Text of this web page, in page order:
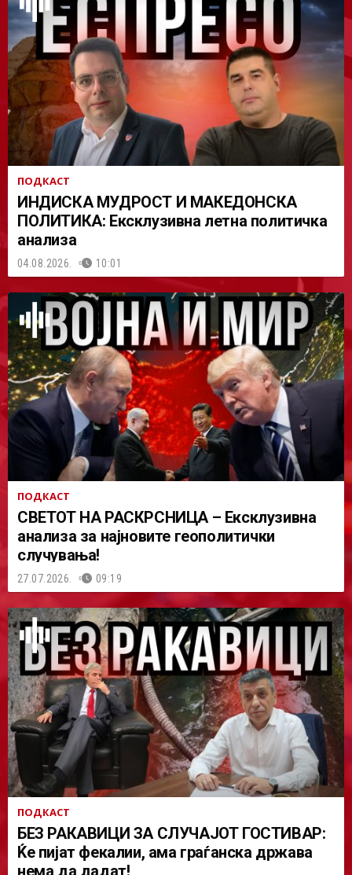
АСТ
ПОДКАСТ
ИНДИСКА МУДРОСТ И МАКЕДОНСКА
ПОЛИТИКА: Ексклузивна летна политичка
анализа
04.08.2026. 10:01
ПОДКАСТ
СВЕТОТ НА РАСКРСНИЦА – Ексклузивна
анализа за најновите геополитички
случувања!
27.07.2026. 09:19
ПОДКАСТ
БЕЗ РАКАВИЦИ ЗА СЛУЧАЈОТ ГОСТИВАР:
Ќе пијат фекалии, ама граѓанска држава